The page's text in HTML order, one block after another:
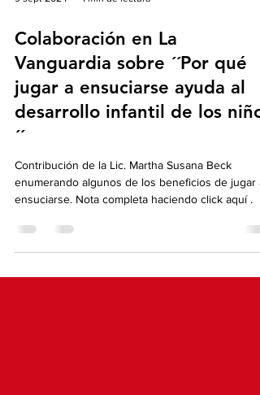
Colaboración en La
Vanguardia sobre ´´Por qué
jugar a ensuciarse ayuda al
desarrollo infantil de los
´´
Contribución de la Lic. Martha Susana Beck
enumerando algunos de los beneficios de jugar a
ensuciarse. Nota completa haciendo click aquí .